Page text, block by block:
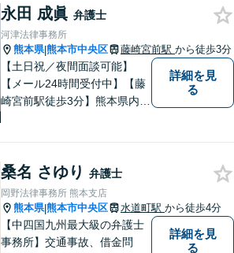
ノウハウ多数】相続手続きか
ら遺言書までトータルサポー
ト【JR熊本駅から徒歩1分】
永田 成眞 弁護士
河津法律事務所
熊本県|熊本市中央区 藤崎宮前駅 から徒歩3分
【土日祝／夜間面談可能】
【メール24時間受付中】【藤
崎宮前駅徒歩3分】熊本県内及
の方の契約関係トラブルまで
幅広くご相談いただいており
ます。お気軽にご相談くださ
い。
詳細を見
る
桑名 さゆり 弁護士
岡野法律事務所 熊本支店
熊本県|熊本市中央区 水道町駅 から徒歩4分
【中四国九州最大級の弁護士
事務所】交通事故、借金問
詳細を見
る